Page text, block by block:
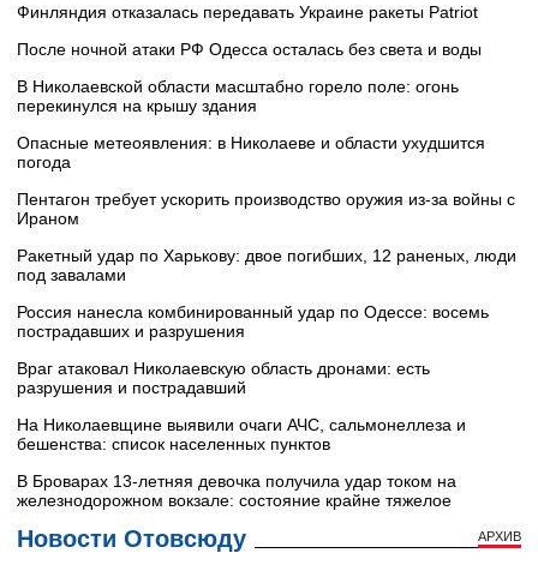
Финляндия отказалась передавать Украине ракеты Patriot
После ночной атаки РФ Одесса осталась без света и воды
В Николаевской области масштабно горело поле: огонь
перекинулся на крышу здания
Опасные метеоявления: в Николаеве и области ухудшится
погода
Пентагон требует ускорить производство оружия из-за войны с
Ираном
Ракетный удар по Харькову: двое погибших, 12 раненых, люди
под завалами
Россия нанесла комбинированный удар по Одессе: восемь
пострадавших и разрушения
Враг атаковал Николаевскую область дронами: есть
разрушения и пострадавший
На Николаевщине выявили очаги АЧС, сальмонеллеза и
бешенства: список населенных пунктов
В Броварах 13-летняя девочка получила удар током на
железнодорожном вокзале: состояние крайне тяжелое
Новости Отовсюду АРХИВ